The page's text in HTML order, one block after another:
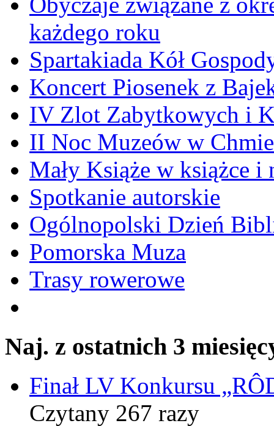
każdego roku
Spartakiada Kół
Koncert Piosenek z
IV Zlot Zabytkowych i
II Noc Muzeów w
Mały Książe w książce i
Spotkanie autorskie
Ogólnopolski Dzień
Pomorska Muza
Trasy rowerowe
Naj. z ostatnich 3
Finał LV Konkursu
Czytany 267 razy